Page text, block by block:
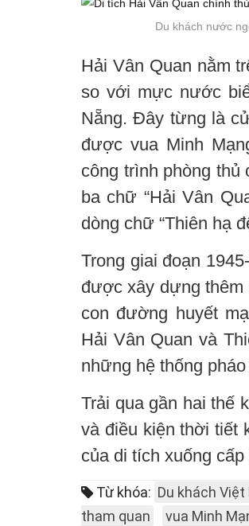
Du khách nước
Hải Vân Quan nằm
so với mực nước
Nẵng. Đây từng là
được vua Minh
công trình phòng
ba chữ “Hải Vân
dòng chữ “Thiên hạ
Trong giai đoạn
được xây dựng thêm
con đường huyết
Hải Vân Quan và
những hệ thống
Trải qua gần hai thế
và điều kiện thời tiết
của di tích xuống
Từ khóa: Du khách Việt
tham quan
vua Minh